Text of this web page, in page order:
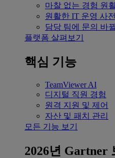
마찰 없는 경험 원
원활한 IT 운영 사
담당 팀에 문의 바
플랫폼 살펴보기
핵심 기능
TeamViewer AI
디지털 직원 경험
원격 지원 및 제어
자산 및 패치 관리
모든 기능 보기
2026년 Gartner